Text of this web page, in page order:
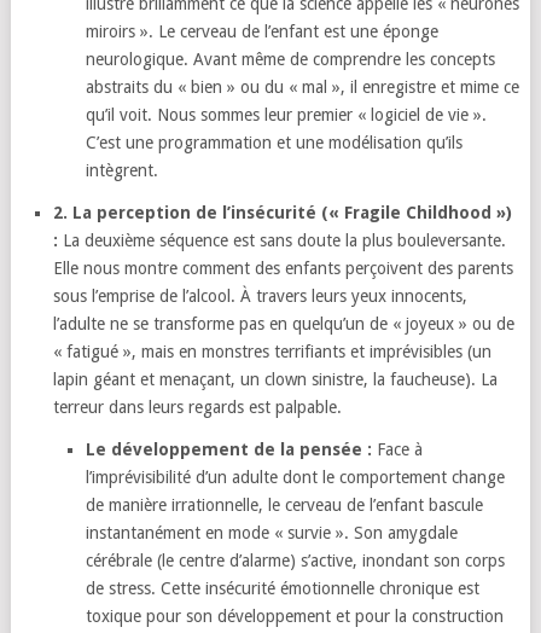
illustre brillamment ce que la science appelle les « neurones
miroirs ». Le cerveau de l’enfant est une éponge
neurologique. Avant même de comprendre les concepts
abstraits du « bien » ou du « mal », il enregistre et mime ce
qu’il voit. Nous sommes leur premier « logiciel de vie ».
C’est une programmation et une modélisation qu’ils
intègrent.
2. La perception de l’insécurité (« Fragile Childhood »)
: La deuxième séquence est sans doute la plus bouleversante.
Elle nous montre comment des enfants perçoivent des parents
sous l’emprise de l’alcool. À travers leurs yeux innocents,
l’adulte ne se transforme pas en quelqu’un de « joyeux » ou de
« fatigué », mais en monstres terrifiants et imprévisibles (un
lapin géant et menaçant, un clown sinistre, la faucheuse). La
terreur dans leurs regards est palpable.
Le développement de la pensée : Face à
l’imprévisibilité d’un adulte dont le comportement change
de manière irrationnelle, le cerveau de l’enfant bascule
instantanément en mode « survie ». Son amygdale
cérébrale (le centre d’alarme) s’active, inondant son corps
de stress. Cette insécurité émotionnelle chronique est
toxique pour son développement et pour la construction